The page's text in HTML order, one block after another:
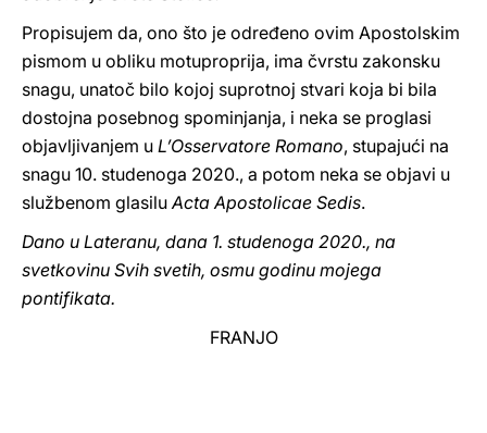
Propisujem da, ono što je određeno ovim Apostolskim
pismom u obliku motuproprija, ima čvrstu zakonsku
snagu, unatoč bilo kojoj suprotnoj stvari koja bi bila
dostojna posebnog spominjanja, i neka se proglasi
objavljivanjem u L’Osservatore Romano, stupajući na
snagu 10. studenoga 2020., a potom neka se objavi u
službenom glasiluActa Apostolicae Sedis.
Dano u Lateranu, dana 1. studenoga 2020., na
svetkovinu Svih svetih, osmu godinu mojega
pontifikata.
FRANJO